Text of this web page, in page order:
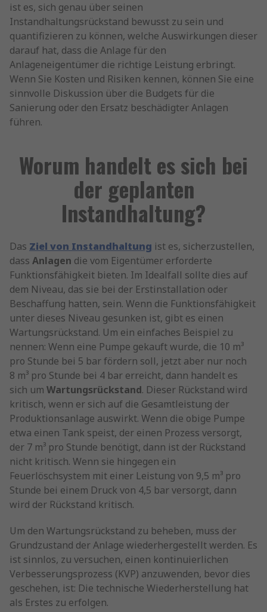
ist es, sich genau über seinen
Instandhaltungsrückstand bewusst zu sein und
quantifizieren zu können, welche Auswirkungen dieser
darauf hat, dass die Anlage für den
Anlageneigentümer die richtige Leistung erbringt.
Wenn Sie Kosten und Risiken kennen, können Sie eine
sinnvolle Diskussion über die Budgets für die
Sanierung oder den Ersatz beschädigter Anlagen
führen.
Worum handelt es sich bei
der geplanten
Instandhaltung?
Das Ziel von Instandhaltung ist es, sicherzustellen,
dass Anlagen die vom Eigentümer erforderte
Funktionsfähigkeit bieten. Im Idealfall sollte dies auf
dem Niveau, das sie bei der Erstinstallation oder
Beschaffung hatten, sein. Wenn die Funktionsfähigkeit
unter dieses Niveau gesunken ist, gibt es einen
Wartungsrückstand. Um ein einfaches Beispiel zu
nennen: Wenn eine Pumpe gekauft wurde, die 10 m³
pro Stunde bei 5 bar fördern soll, jetzt aber nur noch
8 m³ pro Stunde bei 4 bar erreicht, dann handelt es
sich um Wartungsrückstand. Dieser Rückstand wird
kritisch, wenn er sich auf die Gesamtleistung der
Produktionsanlage auswirkt. Wenn die obige Pumpe
etwa einen Tank speist, der einen Prozess versorgt,
der 7 m³ pro Stunde benötigt, dann ist der Rückstand
nicht kritisch. Wenn sie hingegen ein
Feuerlöschsystem mit einer Leistung von 9,5 m³ pro
Stunde bei einem Druck von 4,5 bar versorgt, dann
wird der Rückstand kritisch.
Um den Wartungsrückstand zu beheben, muss der
Grundzustand der Anlage wiederhergestellt werden. Es
ist sinnlos, zu versuchen, einen kontinuierlichen
Verbesserungsprozess (KVP) anzuwenden, bevor dies
geschehen, ist: Die technische Wiederherstellung hat
als Erstes zu erfolgen.